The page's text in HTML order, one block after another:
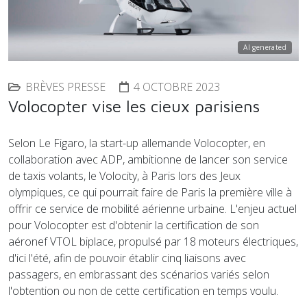
AI generated
BRÈVES PRESSE 4 OCTOBRE 2023
Volocopter vise les cieux parisiens
Selon Le Figaro, la start-up allemande Volocopter, en
collaboration avec ADP, ambitionne de lancer son service
de taxis volants, le Volocity, à Paris lors des Jeux
olympiques, ce qui pourrait faire de Paris la première ville à
offrir ce service de mobilité aérienne urbaine. L'enjeu actuel
pour Volocopter est d'obtenir la certification de son
aéronef VTOL biplace, propulsé par 18 moteurs électriques,
d'ici l'été, afin de pouvoir établir cinq liaisons avec
passagers, en embrassant des scénarios variés selon
l'obtention ou non de cette certification en temps voulu.